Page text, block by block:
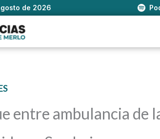
de 2026
entre ambulancia de